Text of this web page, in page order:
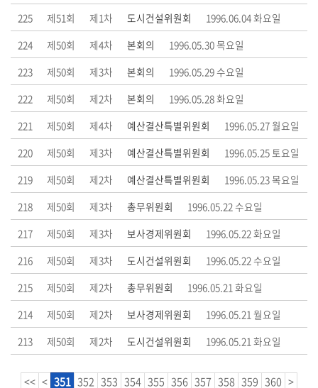
상
세
검
색
부
록
검
색
시
정
질
문
답
변
5
분
자
유
발
225
제51회 제1차 도시건설위원회
1996.06.04 화요일
224
제50회 제4차 본회의
1996.05.30 목요일
223
제50회 제3차 본회의
1996.05.29 수요일
222
제50회 제2차 본회의
1996.05.28 화요일
221
제50회 제4차 예산결산특별위원회
1996.05.27 월요일
220
제50회 제3차 예산결산특별위원회
1996.05.25 토요일
219
제50회 제2차 예산결산특별위원회
1996.05.23 목요일
218
제50회 제3차 총무위원회
1996.05.22 수요일
217
제50회 제3차 보사경제위원회
1996.05.22 화요일
216
제50회 제3차 도시건설위원회
1996.05.22 수요일
215
제50회 제2차 총무위원회
1996.05.21 화요일
214
제50회 제2차 보사경제위원회
1996.05.21 월요일
213
제50회 제2차 도시건설위원회 1996.05.21 화요일
<< < 351 352 353 354 355 356 357 358 359 360 >